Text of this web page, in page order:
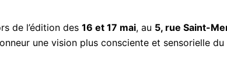
de l’édition des 16 et 17 mai, au 5, rue Saint-
une vision plus consciente et sensorielle